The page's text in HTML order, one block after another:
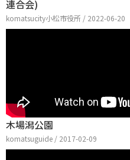
連合会)
komatsucity小松市役所 / 2022-06-20
木場潟公園
komatsuguide / 2017-02-09